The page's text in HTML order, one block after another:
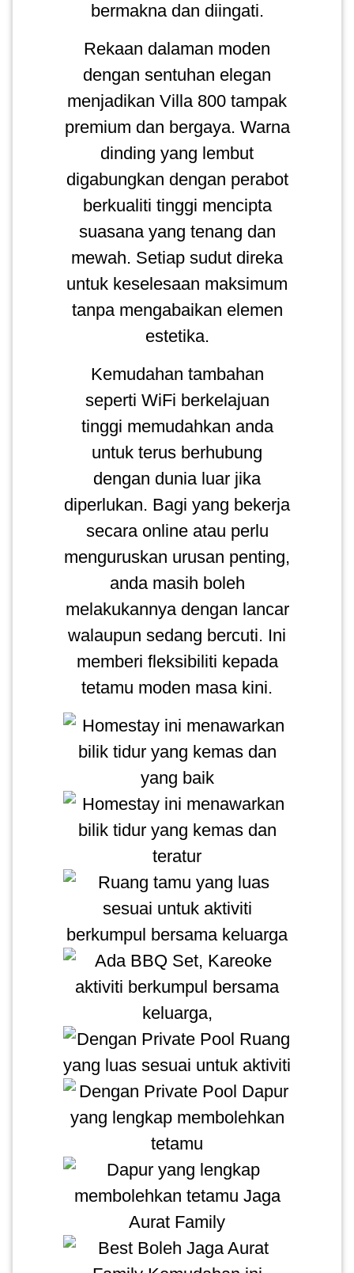
bermakna dan diingati.
Rekaan dalaman moden
dengan sentuhan elegan
menjadikan Villa 800 tampak
premium dan bergaya. Warna
dinding yang lembut
digabungkan dengan perabot
berkualiti tinggi mencipta
suasana yang tenang dan
mewah. Setiap sudut direka
untuk keselesaan maksimum
tanpa mengabaikan elemen
estetika.
Kemudahan tambahan
seperti WiFi berkelajuan
tinggi memudahkan anda
untuk terus berhubung
dengan dunia luar jika
diperlukan. Bagi yang bekerja
secara online atau perlu
menguruskan urusan penting,
anda masih boleh
melakukannya dengan lancar
walaupun sedang bercuti. Ini
memberi fleksibiliti kepada
tetamu moden masa kini.